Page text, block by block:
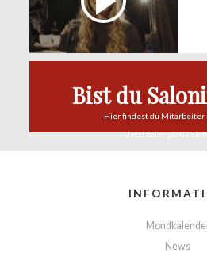
Bist du
Hier findest du Mitarbeiter
Jetzt Salongratis
News